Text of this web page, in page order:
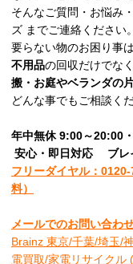
そんなご質問・お悩み
ズ までご連絡ください。
要らない物のお困り事
不用品の回収だけでなく
搬・お庭やベランダの
どんな事でもご相談くだ
年中無休 9:00～20:00
安心・即日対応
ブレ
フリーダイヤル：0120-
料）
メールでのお問い合わ
Brainz 東京/千葉/埼玉/
電買取/家電リサイクル